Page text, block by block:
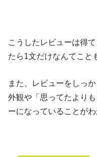
こうしたレビューは得
たら1文だけなんてこと
また、レビューをしっ
外観や「思ってたより
ーになっていることがわ